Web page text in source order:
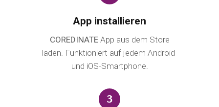
App installieren
COREDINATEApp aus dem Store
laden. Funktioniert auf jedem Android-
und iOS-Smartphone.
3